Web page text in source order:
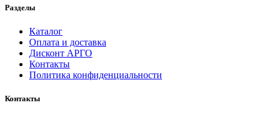
Разделы
Каталог
Оплата и доставка
Дисконт АРГО
Контакты
Политика конфиденциальности
Контакты